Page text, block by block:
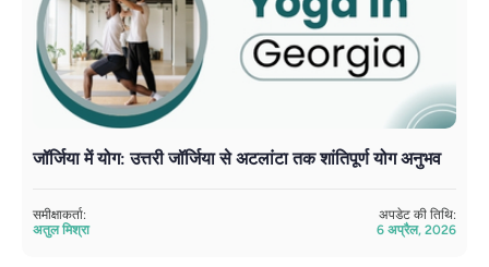
जॉर्जिया में योग: उत्तरी जॉर्जिया से अटलांटा तक शांतिपूर्ण योग अनुभव
समीक्षाकर्ता:
अतुल मिश्रा
अपडेट की तिथि:
6 अप्रैल, 2026